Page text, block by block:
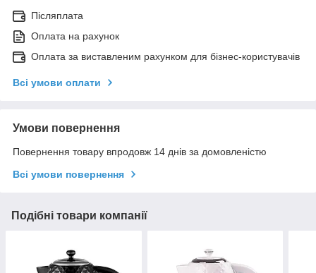
Післяплата
Оплата на рахунок
Оплата за виставленим рахунком для бізнес-користувачів
Всі умови оплати
Умови повернення
Повернення товару впродовж 14 днів за домовленістю
Всі умови повернення
Подібні товари компанії